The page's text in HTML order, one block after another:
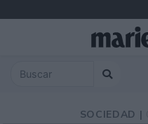
SOCIEDAD |